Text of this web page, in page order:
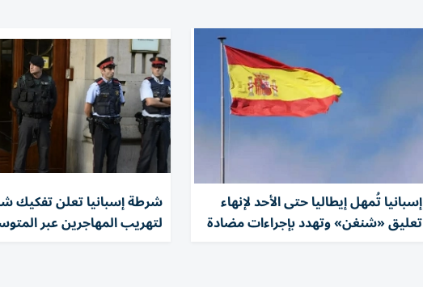
إسبانيا تُمهل إيطاليا حتى الأحد لإنهاء
تعليق «شنغن» وتهدد بإجراءات مضادة
شرطة إسبانيا تعلن تفكيك
لتهريب المهاجرين عبر